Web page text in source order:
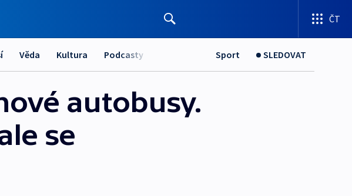
ČT
Věda Kultura Podcasty Sport SLEDOVAT
autobusy.
se